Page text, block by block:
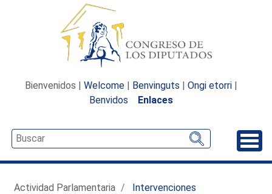
Bienvenidos | Welcome | Benvinguts | Ongi etorri |
Benvidos
Enlaces
Actividad Parlamentaria
Intervenciones